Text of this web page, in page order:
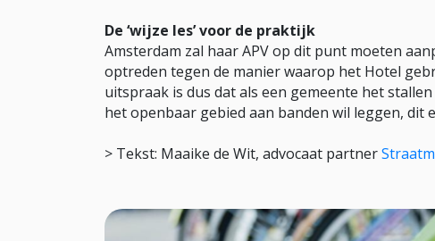
De ‘wijze les’ voor de praktijk
Amsterdam zal haar APV op dit punt moeten
optreden tegen de manier waarop het Hotel
uitspraak is dus dat als een gemeente het
het openbaar gebied aan banden wil leggen, dit
> Tekst: Maaike de Wit, advocaat partner